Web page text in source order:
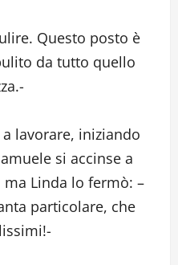
Questo posto è
da tutto quello
lavorare, iniziando
si accinse a
ma Linda lo fermò: –
particolare, che